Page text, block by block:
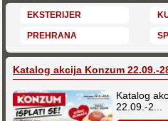
EKSTERIJER
PREHRANA
Katalog akcija Konzum 22.09.-
Katalog
22.09.-2...